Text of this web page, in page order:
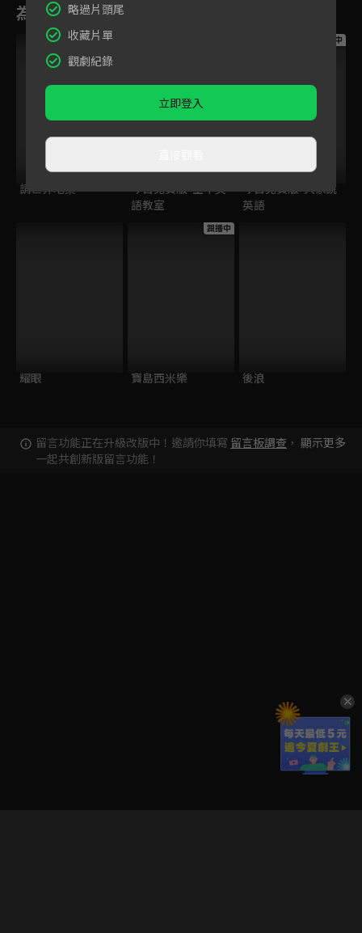
為您推薦
跟播中
請世界吃桌
今日免費版-空中英
語教室
跟播中
今日免費版-大家說
英語
耀眼
跟播中
寶島西米樂 後浪
留言功能正在升級改版中！邀請你填寫 留言板調查 ，
一起共創新版留言功能！
顯示更多
略過片頭尾
收藏片單
觀劇紀錄
立即登入